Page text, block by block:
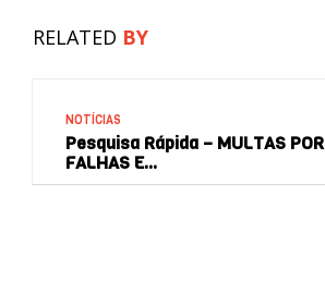
RELATED BY
NOTÍCIAS
Pesquisa Rápida – MULTAS POR
FALHAS E…